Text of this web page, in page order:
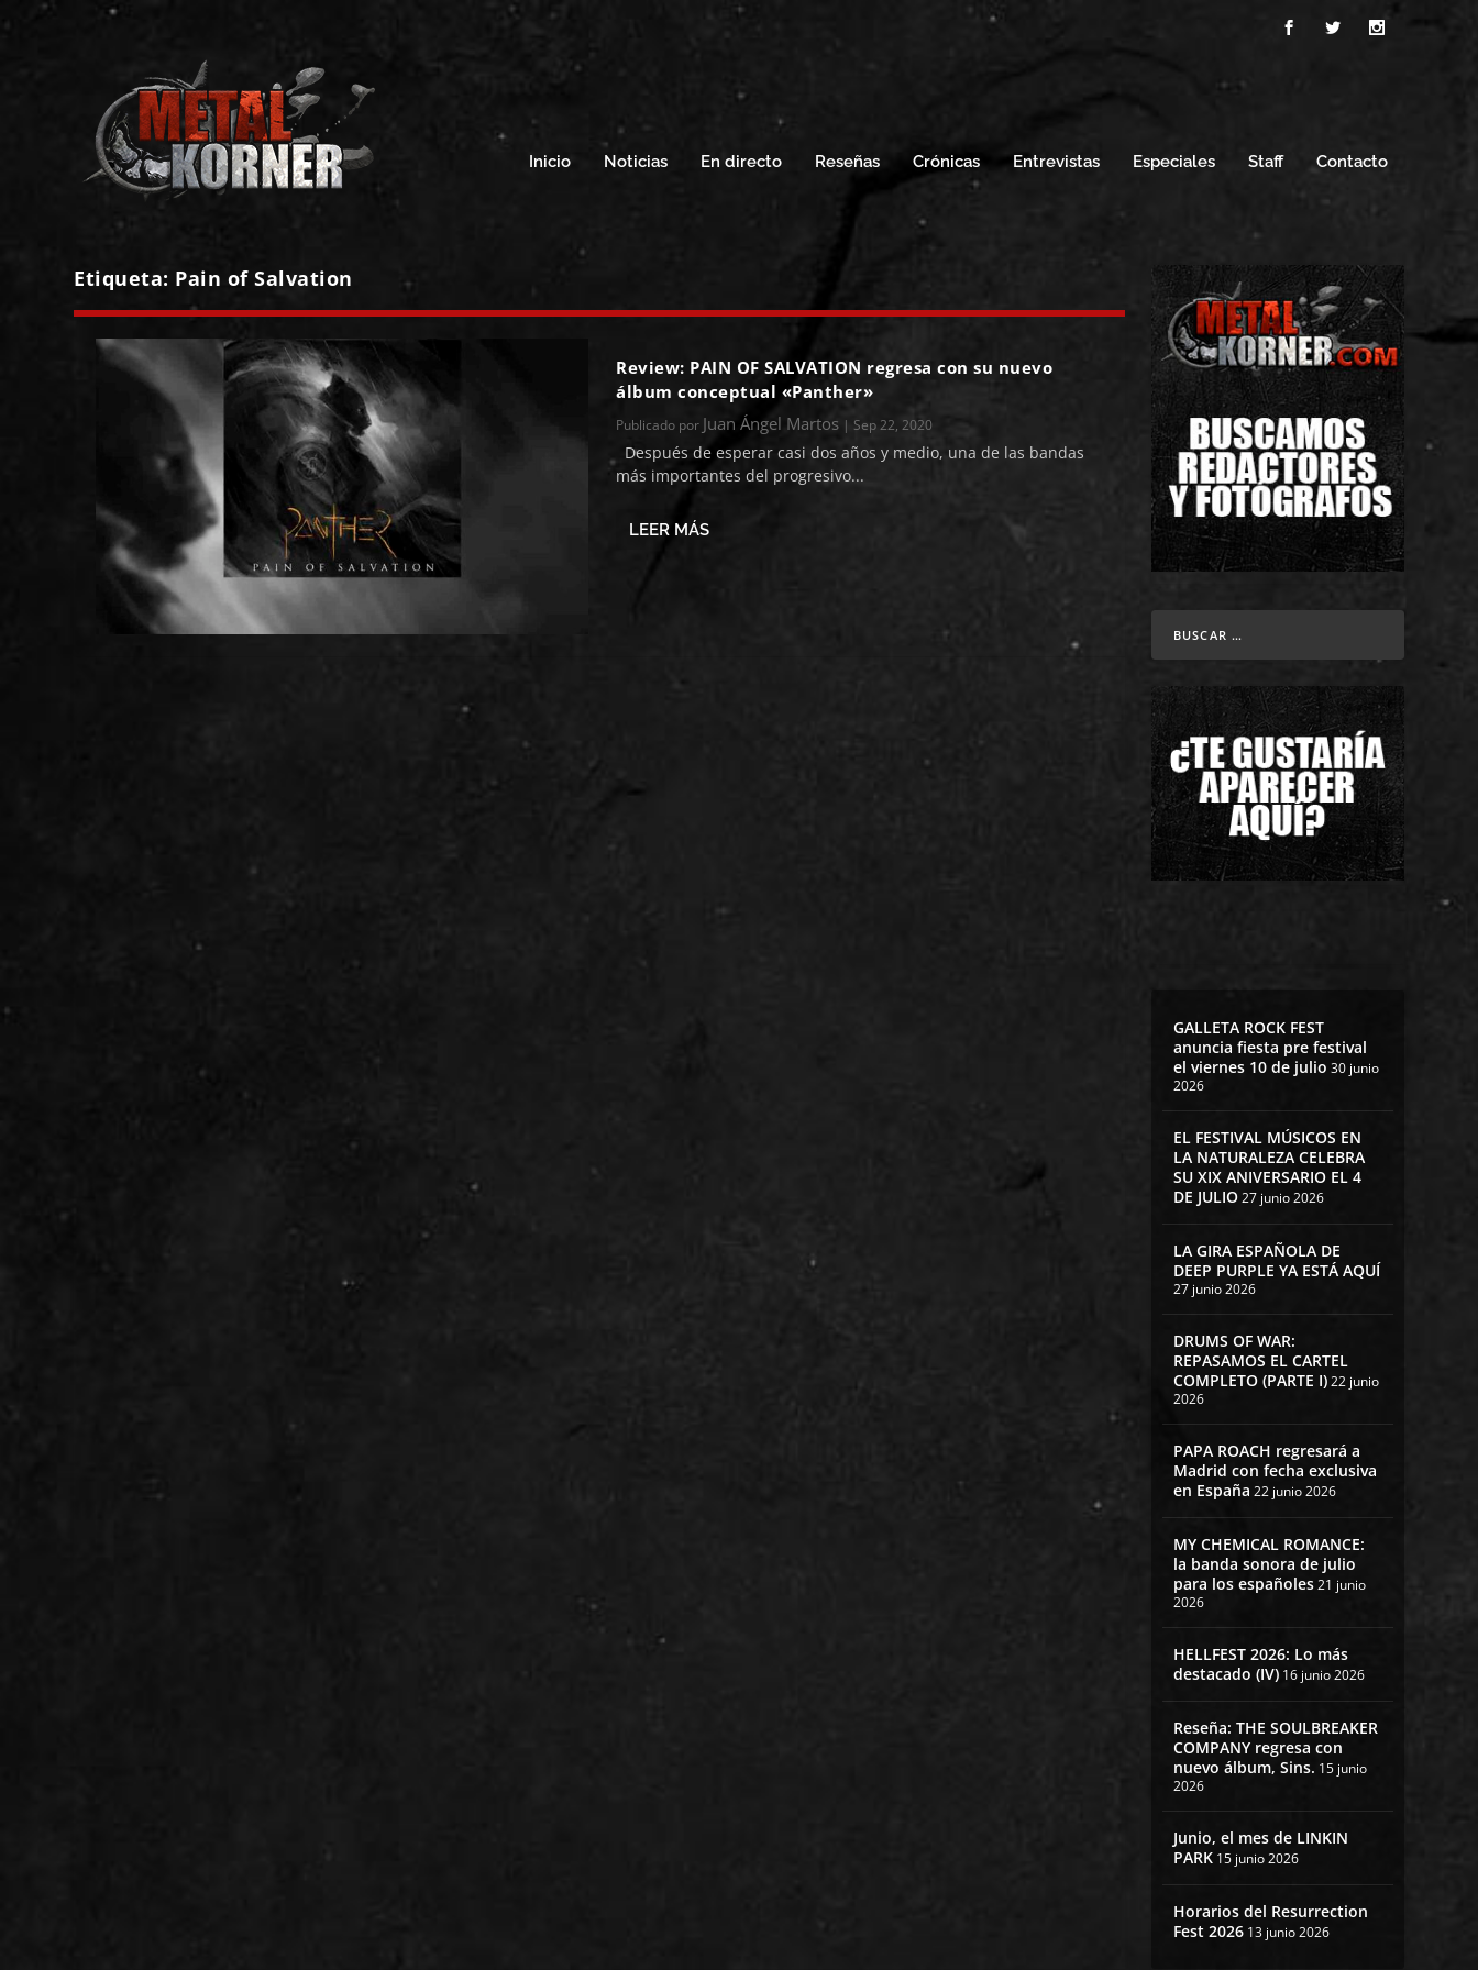
Inicio Noticias En directo Reseñas Crónicas Entrevistas Especiales Staff Contacto
Etiqueta: Pain of Salvation
Review: PAIN OF SALVATION regresa con su nuevo
álbum conceptual «Panther»
Publicado por Juan Ángel Martos |Sep 22, 2020
Después de esperar casi dos años y medio, una de las bandas
más importantes del progresivo...
LEER MÁS
GALLETA ROCK FEST
anuncia fiesta pre festival
el viernes 10 de julio 30 junio
2026
EL FESTIVAL MÚSICOS EN
LA NATURALEZA CELEBRA
SU XIX ANIVERSARIO EL 4
DE JULIO27 junio 2026
LA GIRA ESPAÑOLA DE
DEEP PURPLE YA ESTÁ AQUÍ
27 junio 2026
DRUMS OF WAR:
REPASAMOS EL CARTEL
COMPLETO (PARTE I)22 junio
2026
PAPA ROACH regresará a
Madrid con fecha exclusiva
en España 22 junio 2026
MY CHEMICAL ROMANCE:
la banda sonora de julio
para los españoles21 junio
2026
HELLFEST 2026: Lo más
destacado (IV) 16 junio 2026
Reseña: THE SOULBREAKER
COMPANY regresa con
nuevo álbum, Sins. 15 junio
2026
Junio, el mes de LINKIN
PARK 15 junio 2026
Horarios del Resurrection
Fest 2026 13 junio 2026